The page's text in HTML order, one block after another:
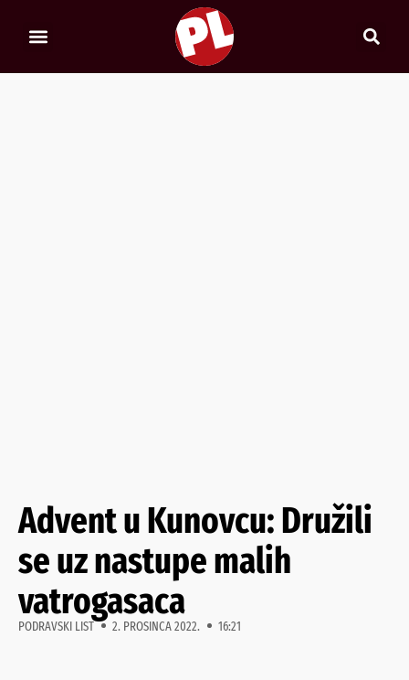
Advent u Kunovcu: Družili
se uz nastupe malih
vatrogasaca
PODRAVSKI LIST 2. PROSINCA 2022. 16:21